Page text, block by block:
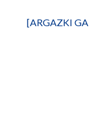
[ARGAZKI